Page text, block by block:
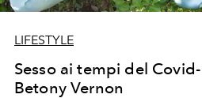
LIFESTYLE
Sesso ai tempi del
Betony Vernon